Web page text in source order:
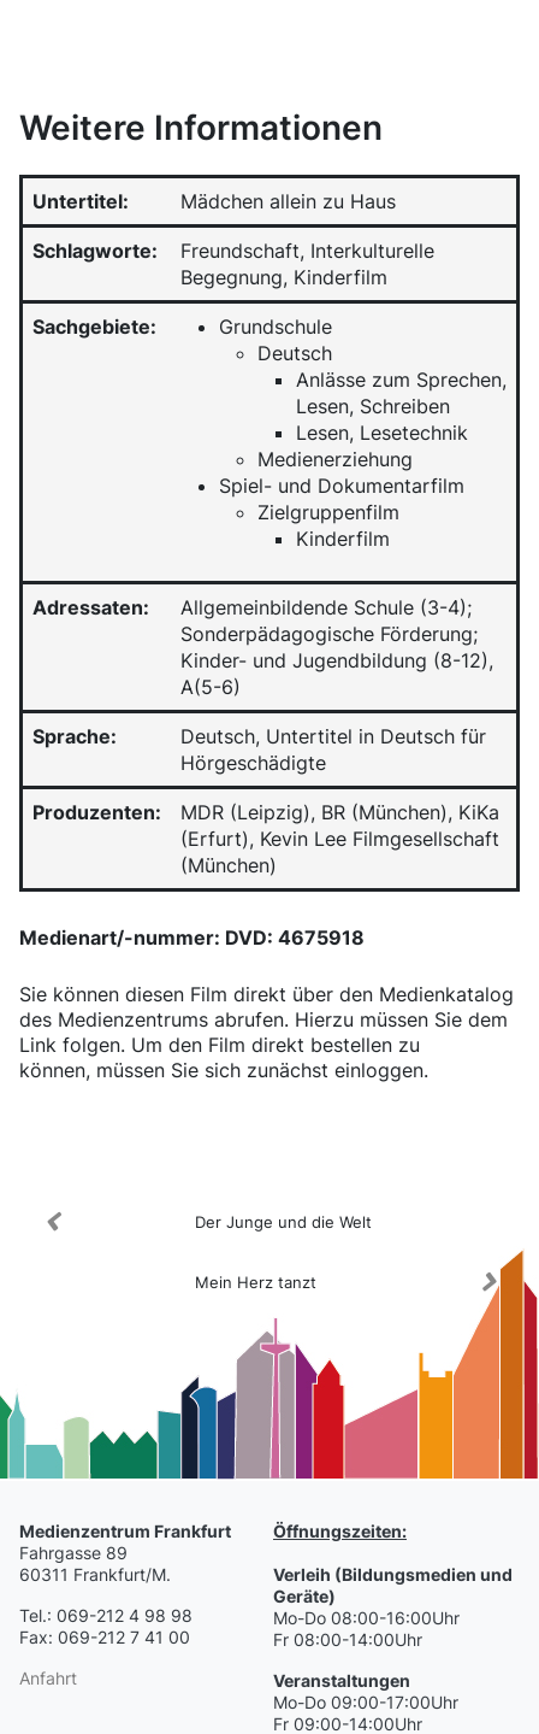
Weitere Informationen
Untertitel: Mädchen allein zu Haus
Schlagworte:
Freundschaft, Interkulturelle
Begegnung, Kinderfilm
Sachgebiete:
Grundschule
Deutsch
Anlässe zum Sprechen,
Lesen, Schreiben
Lesen, Lesetechnik
Medienerziehung
Spiel- und Dokumentarfilm
Zielgruppenfilm
Kinderfilm
Adressaten:
Allgemeinbildende Schule (3-4);
Sonderpädagogische Förderung;
Kinder- und Jugendbildung (8-12),
A(5-6)
Sprache:
Deutsch, Untertitel in Deutsch für
Hörgeschädigte
Produzenten:
MDR (Leipzig), BR (München), KiKa
(Erfurt), Kevin Lee Filmgesellschaft
(München)
Medienart/-nummer: DVD: 4675918
Sie können diesen Film direkt über den Medienkatalog
des Medienzentrums abrufen. Hierzu müssen Sie dem
Link folgen. Um den Film direkt bestellen zu
können, müssen Sie sich zunächst einloggen.
Der Junge und die Welt
Mein Herz tanzt
Medienzentrum Frankfurt
Fahrgasse 89
60311 Frankfurt/M.
Tel.: 069-212 4 98 98
Fax: 069-212 7 41 00
Anfahrt
Öffnungszeiten:
Verleih (Bildungsmedien und
Geräte)
Mo-Do 08:00-16:00Uhr
Fr 08:00-14:00Uhr
Veranstaltungen
Mo-Do 09:00-17:00Uhr
Fr 09:00-14:00Uhr